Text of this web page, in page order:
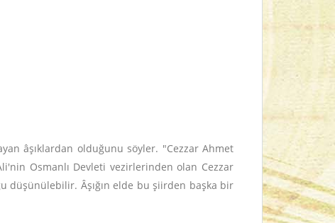
âşıklardan olduğunu söyler. "Cezzar Ahmet
Osmanlı Devleti vezirlerinden olan Cezzar
düşünülebilir. Âşığın elde bu şiirden başka bir